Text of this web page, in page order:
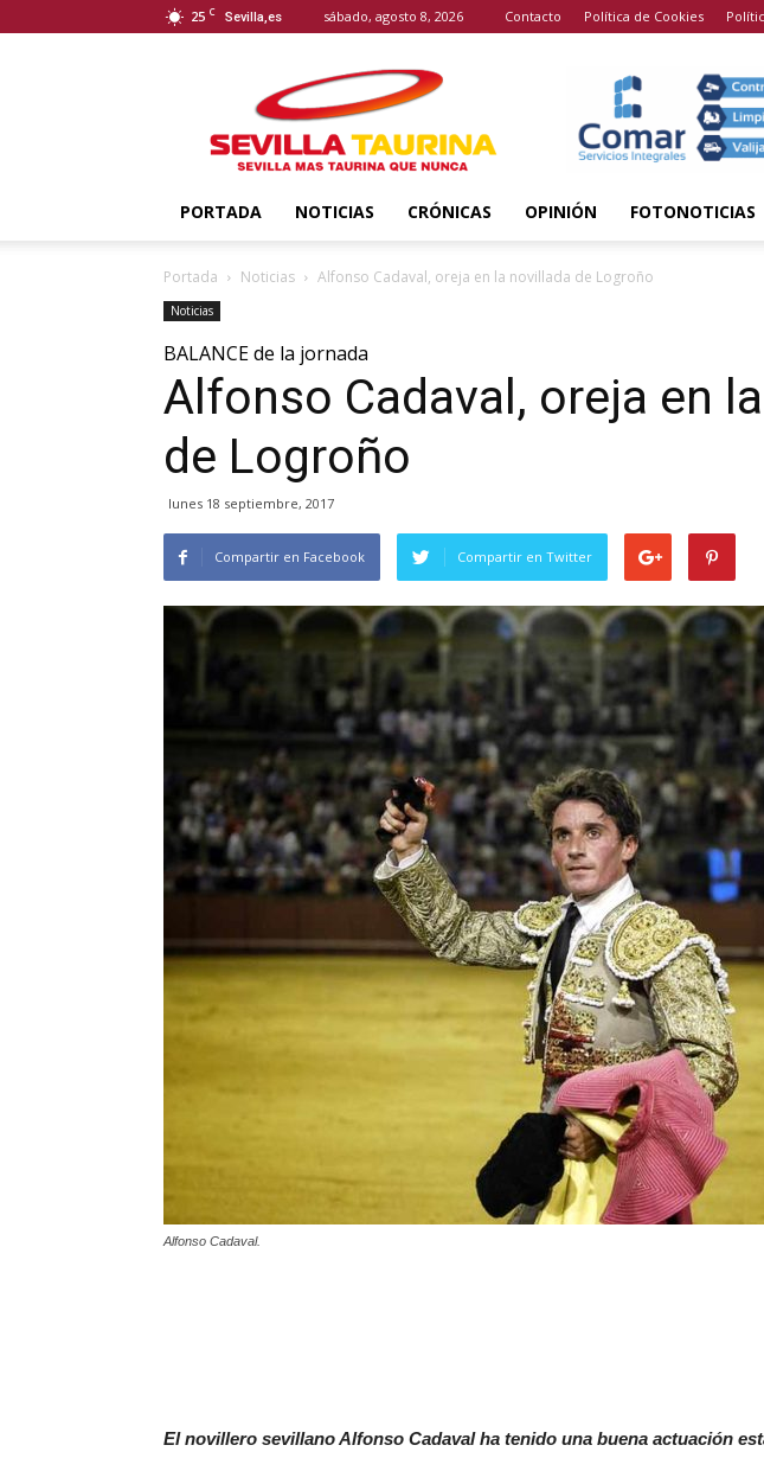
25 C Sevilla,es sábado, agosto 8, 2026 Contacto Política de Cookies
Taurina
PORTADA NOTICIAS CRÓNICAS OPINIÓN FOTONOTICIAS
Portada Noticias Alfonso Cadaval, oreja en la novillada de Logroño
Noticias
BALANCE de la jornada
Alfonso Cadaval, oreja en
de Logroño
lunes 18 septiembre, 2017
Compartir en Facebook Compartir en Twitter
Alfonso Cadaval.
El novillero sevillano Alfonso Cadaval ha tenido una buena actuación